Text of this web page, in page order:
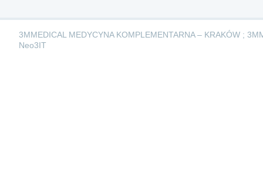
3MMEDICAL MEDYCYNA KOMPLEMENTARNA – KRAKÓW ;
Neo3IT